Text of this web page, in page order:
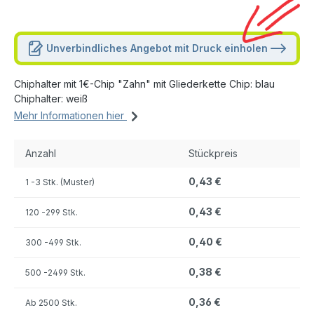
Unverbindliches Angebot mit Druck einholen
Chiphalter mit 1€-Chip "Zahn" mit Gliederkette Chip: blau
Chiphalter: weiß
Mehr Informationen hier
Anzahl Stückpreis
1 -3 Stk. (Muster) 0,43 €
120 -299 Stk. 0,43 €
300 -499 Stk. 0,40 €
500 -2499 Stk. 0,38 €
Ab 2500 Stk. 0,36 €